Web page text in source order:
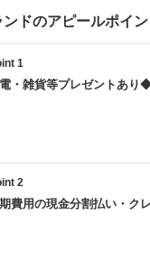
】入居期間中 【家賃保証
入居者家賃保証】利用不可
ドのアピールポイン
1
・雑貨等プレゼントあり
2
費用の現金分割払い・ク